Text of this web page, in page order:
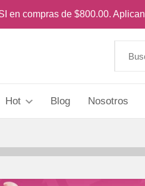
en compras de $800.00. Aplican
Hot Blog Nosotros